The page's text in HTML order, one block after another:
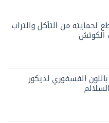
سيارة 4 قطع لحمايته من التأكل والتراب
100
الفسفوري لديكور